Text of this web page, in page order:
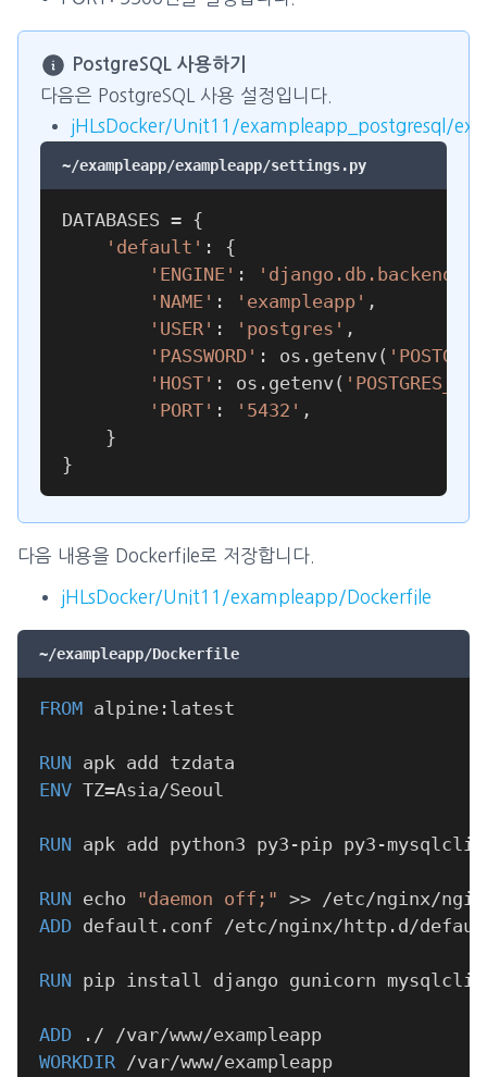
PostgreSQL 사용하기
다음은 PostgreSQL 사용 설정입니다.
jHLsDocker/Unit11/exampleapp_postgresql/
~/exampleapp/exampleapp/settings.py
DATABASES = {
'default' :
{
'ENGINE' :
'NAME' : 'exampleapp' ,
'USER' : 'postgres' ,
'PASSWORD' : os . getenv(
'HOST' : os . getenv(
'PORT' : '5432' ,
}
}
다음 내용을 Dockerfile로 저장합니다.
jHLsDocker/Unit11/exampleapp/Dockerfile
~/exampleapp/Dockerfile
FROM alpine:latest
RUN apk add tzdata
ENV TZ=Asia/Seoul
RUN apk add python3 py3-pip py3-
RUN echo "daemon off;" >> /etc/nginx/
ADD default.conf /etc/nginx/http.d/
RUN pip install django gunicorn
ADD ./ /var/www/exampleapp
WORKDIR /var/www/exampleapp